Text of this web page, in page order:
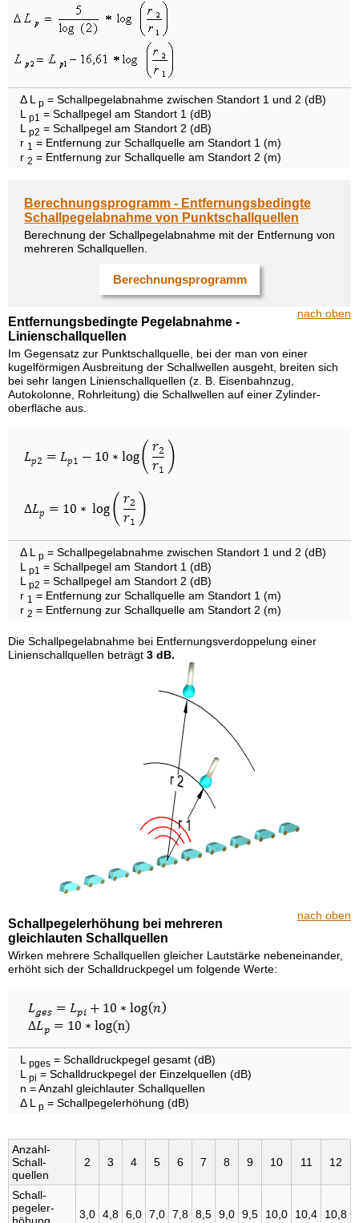
Δ L p = Schallpegelabnahme zwischen Standort 1 und 2 (dB)
L p1 = Schallpegel am Standort 1 (dB)
L p2 = Schallpegel am Standort 2 (dB)
r 1 = Entfernung zur Schallquelle am Standort 1 (m)
r 2 = Entfernung zur Schallquelle am Standort 2 (m)
Berechnungsprogramm - Entfernungsbedingte
Schallpegelabnahme von Punktschallquellen
Berechnung der Schallpegelabnahme mit der Entfernung von
mehreren Schallquellen.
Berechnungsprogramm
nach oben
Entfernungsbedingte Pegelabnahme -
Linienschallquellen
Im Gegensatz zur Punktschallquelle, bei der man von einer
kugelförmigen Ausbreitung der Schallwellen ausgeht, breiten sich
bei sehr langen Linienschallquellen (z. B. Eisenbahnzug,
Autokolonne, Rohrleitung) die Schallwellen auf einer Zylinder-
oberfläche aus.
Δ L p = Schallpegelabnahme zwischen Standort 1 und 2 (dB)
L p1 = Schallpegel am Standort 1 (dB)
L p2 = Schallpegel am Standort 2 (dB)
r 1 = Entfernung zur Schallquelle am Standort 1 (m)
r 2 = Entfernung zur Schallquelle am Standort 2 (m)
Die Schallpegelabnahme bei Entfernungsverdoppelung einer
Linienschallquellen beträgt 3 dB.
nach oben
Schallpegelerhöhung bei mehreren
gleichlauten Schallquellen
Wirken mehrere Schallquellen gleicher Lautstärke nebeneinander,
erhöht sich der Schalldruckpegel um folgende Werte:
L pges = Schalldruckpegel gesamt (dB)
L pi = Schalldruckpegel der Einzelquellen (dB)
n = Anzahl gleichlauter Schallquellen
Δ L p = Schallpegelerhöhung (dB)
Anzahl­
Schall­
quellen
2 3 4 5 6 7 8 9 10 11 12
Schall­
pegel­er­
3,0 4,8 6,0 7,0 7,8 8,5 9,0 9,5 10,0 10,4 10,8